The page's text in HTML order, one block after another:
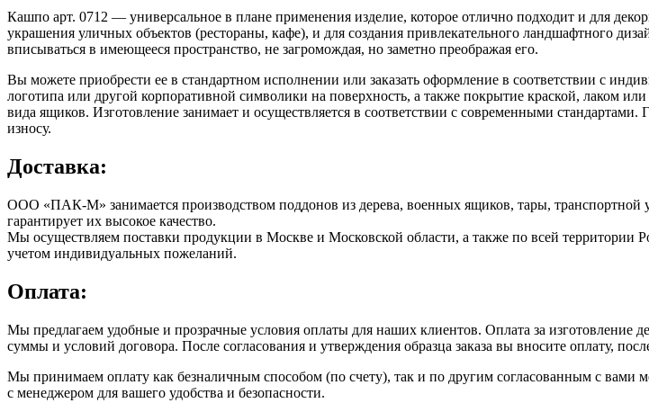
Кашпо арт. 0712 — универсальное в плане применения изделие, которое отлично подходит и для
украшения уличных объектов (рестораны, кафе), и для создания привлекательного ландшафтного
вписываться в имеющееся пространство, не загромождая, но заметно преображая его.
Вы можете приобрести ее в стандартном исполнении или заказать оформление в соответствии с
логотипа или другой корпоративной символики на поверхность, а также покрытие краской, лаком
вида ящиков. Изготовление занимает и осуществляется в соответствии с современными
износу.
Доставка:
ООО «ПАК-М» занимается производством поддонов из дерева, военных ящиков, тары, транспортной
гарантирует их высокое качество.
Мы осуществляем поставки продукции в Москве и Московской области, а также по всей территории
учетом индивидуальных пожеланий.
Оплата:
Мы предлагаем удобные и прозрачные условия оплаты для наших клиентов. Оплата за изготовление
суммы и условий договора. После согласования и утверждения образца заказа вы вносите оплату,
Мы принимаем оплату как безналичным способом (по счету), так и по другим согласованным с вами
с менеджером для вашего удобства и безопасности.